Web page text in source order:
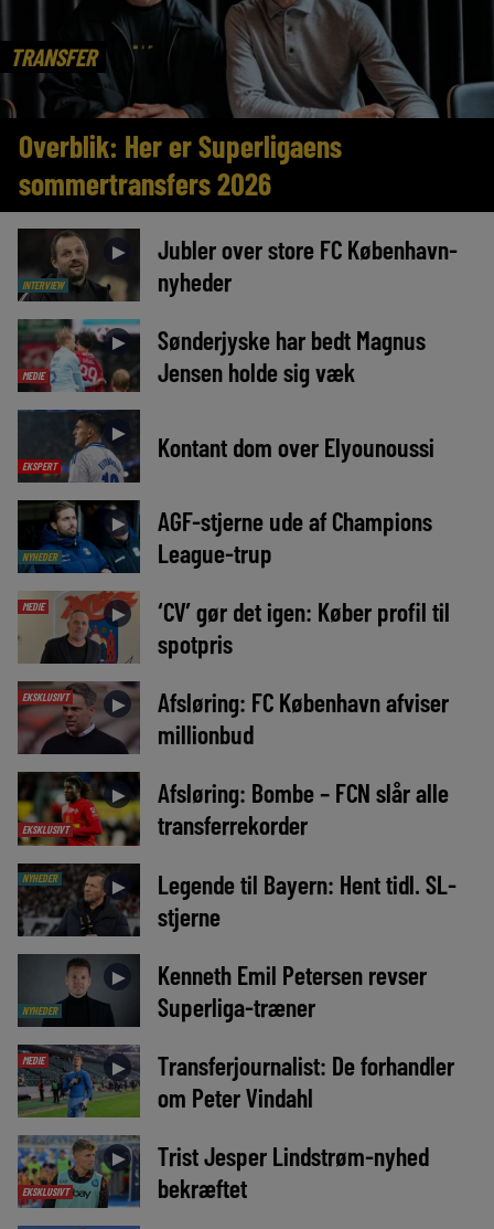
TRANSFER
Overblik: Her er Superligaens
sommertransfers 2026
INTERVIEW
►
Jubler over store FC København-
nyheder
MEDIE
►
Sønderjyske har bedt Magnus
Jensen holde sig væk
EKSPERT
► Kontant dom over Elyounoussi
NYHEDER
►
AGF-stjerne ude af Champions
League-trup
MEDIE ►
‘CV’ gør det igen: Køber profil til
spotpris
EKSKLUSIVT ►
Afsløring: FC København afviser
millionbud
EKSKLUSIVT
►
Afsløring: Bombe – FCN slår alle
transferrekorder
NYHEDER ►
Legende til Bayern: Hent tidl. SL-
stjerne
NYHEDER
►
Kenneth Emil Petersen revser
Superliga-træner
MEDIE ►
Transferjournalist: De forhandler
om Peter Vindahl
EKSKLUSIVT
►
Trist Jesper Lindstrøm-nyhed
bekræftet